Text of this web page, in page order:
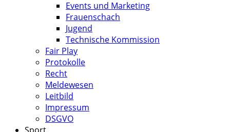
Events und Marketing
Frauenschach
Jugend
Technische Kommission
Fair Play
Protokolle
Recht
Meldewesen
Leitbild
Impressum
DSGVO